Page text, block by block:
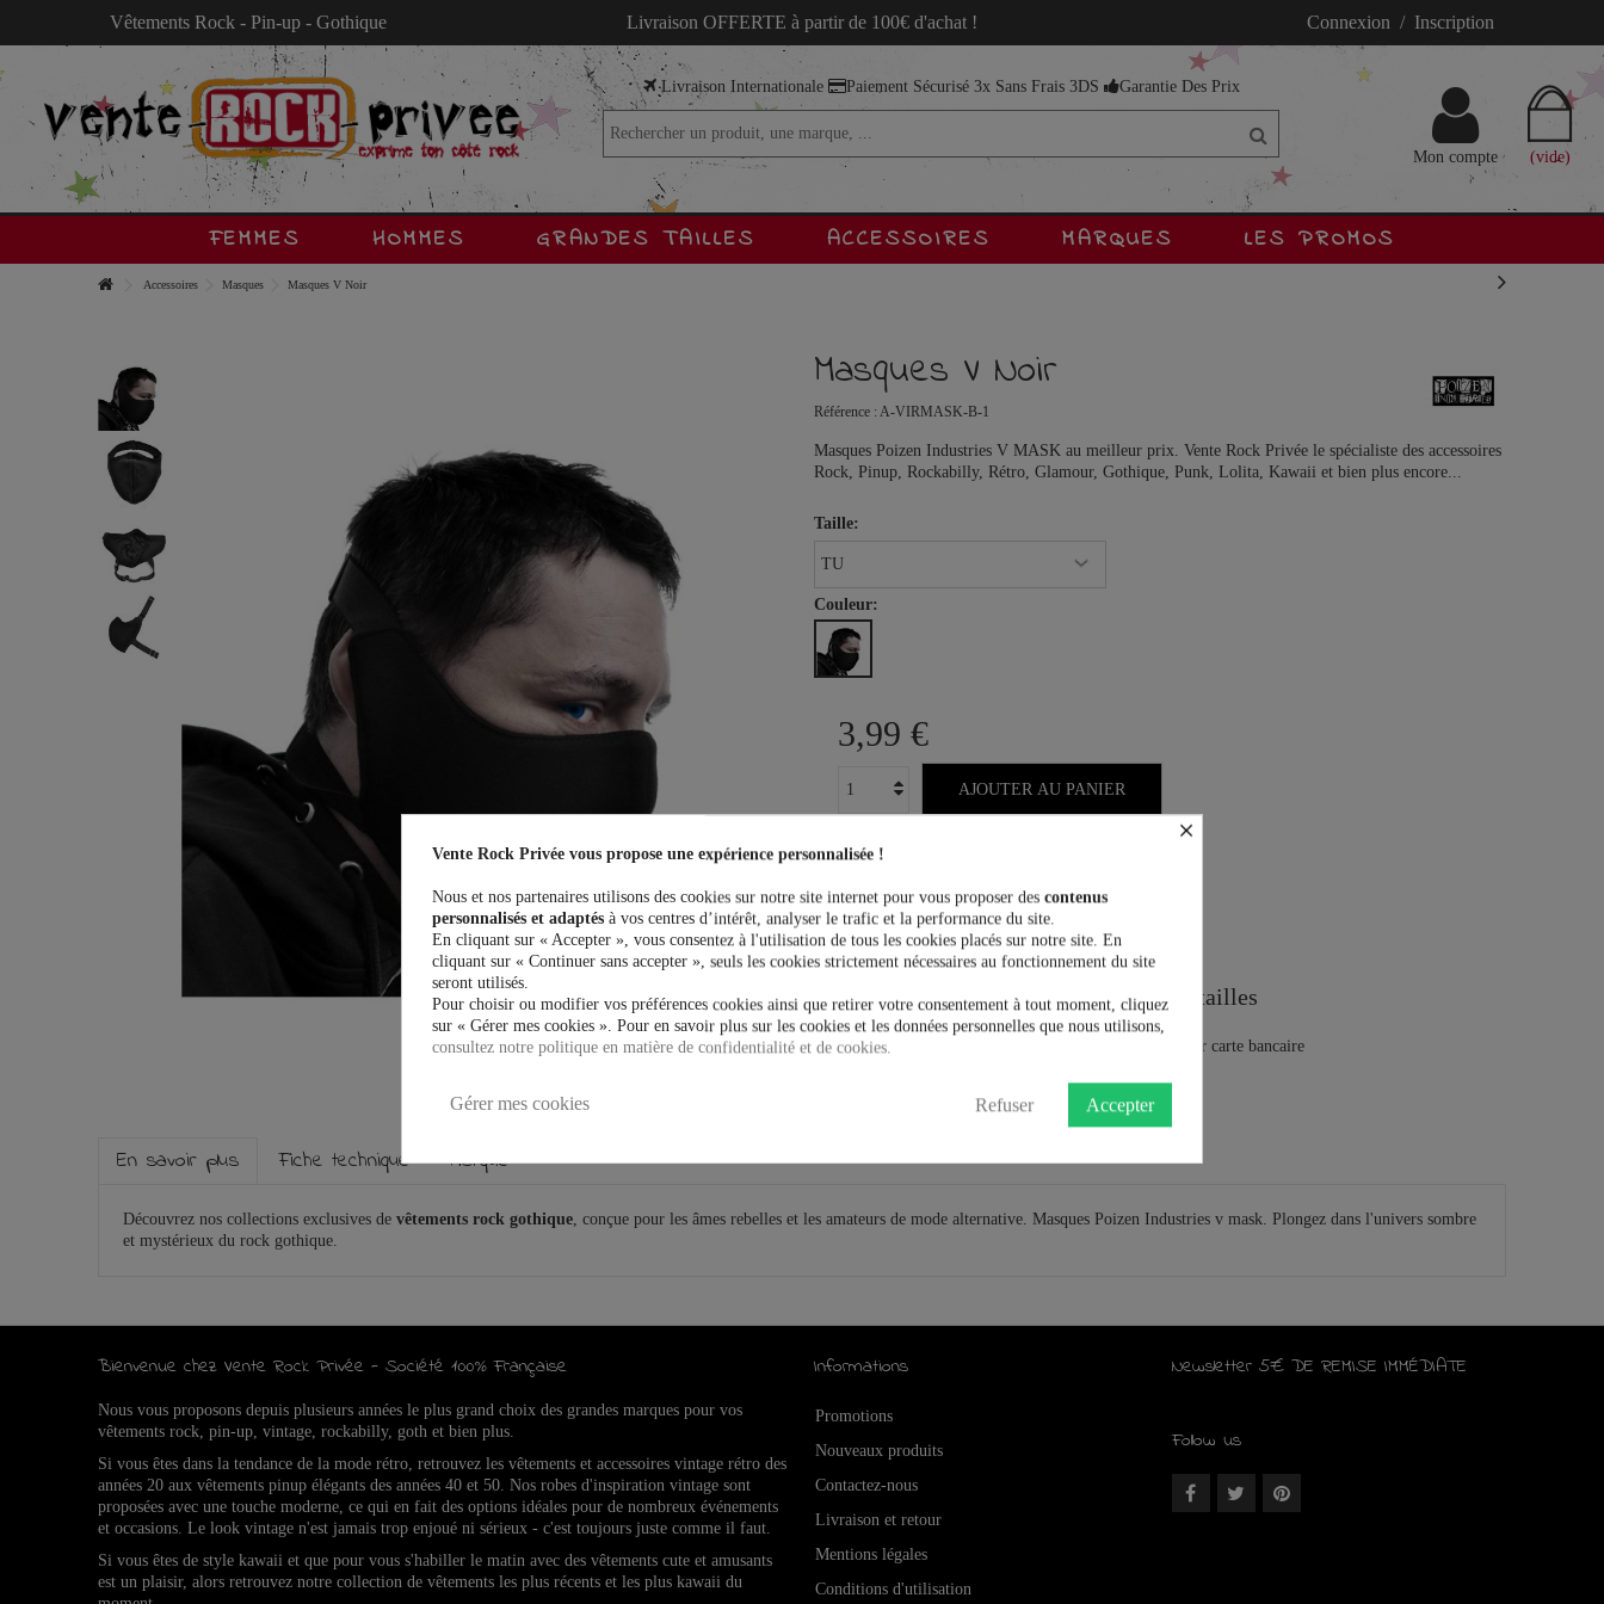
Vêtements Rock - Pin-up - Gothique Livraison OFFERTE à partir de 100€ d'achat ! Connexion / Inscription
Livraison Internationale Paiement Sécurisé 3x Sans Frais 3DS Garantie Des Prix
(vide)
Mon compte
FEMMES HOMMES GRANDES TAILLES ACCESSOIRES MARQUES LES PROMOS
Accessoires Masques Masques V Noir
Masques V Noir
Référence : A-VIRMASK-B-1
Masques Poizen Industries V MASK au meilleur prix. Vente Rock Privée le spécialiste des accessoires
Rock, Pinup, Rockabilly, Rétro, Glamour, Gothique, Punk, Lolita, Kawaii et bien plus encore...
Taille:
Couleur:
3,99 €
AJOUTER AU PANIER
Plus que100,00 €et la livraison est offerte !
Guide des tailles
En savoir plus Fiche technique Marque
Découvrez nos collections exclusives devêtements rock gothique, conçue pour les âmes rebelles et les amateurs de mode alternative. Masques Poizen Industries v mask. Plongez dans l'univers sombre
et mystérieux du rock gothique.
Bienvenue chez Vente Rock Privée - Société 100% Française
Nous vous proposons depuis plusieurs années le plus grand choix des grandes marques pour vos
vêtements rock, pin-up, vintage, rockabilly, goth et bien plus.
Si vous êtes dans la tendance de la mode rétro, retrouvez les vêtements et accessoires vintage rétro des
années 20 aux vêtements pinup élégants des années 40 et 50.Nos robes d'inspiration vintage sont
proposées avec une touche moderne, ce qui en fait des options idéales pour de nombreux événements
et occasions.Le look vintage n'est jamais trop enjoué ni sérieux - c'est toujours juste comme il faut.
Si vous êtes de style kawaii et que pour vous s'habiller le matin avec des vêtements cute et amusants
est un plaisir, alors retrouvez notre collection de vêtements les plus récents et les plus kawaii du
Informations
Promotions
Nouveaux produits
Contactez-nous
Livraison et retour
Mentions légales
Conditions d'utilisation
Newsletter 5€ DE REMISE IMMÉDIATE
Follow us
×
Vente Rock Privée vous propose une expérience personnalisée !
Nous et nos partenaires utilisons des cookies sur notre site internet pour vous proposer des contenus
personnalisés et adaptés à vos centres d’intérêt, analyser le trafic et la performance du site.
En cliquant sur « Accepter », vous consentez à l'utilisation de tous les cookies placés sur notre site. En
cliquant sur « Continuer sans accepter », seuls les cookies strictement nécessaires au fonctionnement du site
seront utilisés.
Pour choisir ou modifier vos préférences cookies ainsi que retirer votre consentement à tout moment, cliquez
sur « Gérer mes cookies ». Pour en savoir plus sur les cookies et les données personnelles que nous utilisons,
consultez notre politique en matière de confidentialité et de cookies.
Accepter
Refuser
Gérer mes cookies